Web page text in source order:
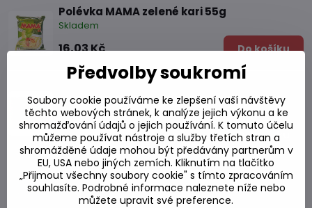
Polévka MAMA zelené kari 55g
Skladem
16,03 Kč Do košíku
Polévka z mletého vepřového masa s
průsvitným. nudle 55g
Skladem
27,45 Kč Do košíku
Polévka z vepřových žeber s průsvitným.
nudle 56g
Skladem
Předvolby soukromí
Soubory cookie používáme ke zlepšení vaší návštěvy
těchto webových stránek, k analýze jejich výkonu a ke
shromažďování údajů o jejich používání. K tomuto účelu
můžeme používat nástroje a služby třetích stran a
shromážděné údaje mohou být předávány partnerům v
EU, USA nebo jiných zemích. Kliknutím na tlačítko
„Přijmout všechny soubory cookie" s tímto zpracováním
souhlasíte. Podrobné informace naleznete níže nebo
můžete upravit své preference.